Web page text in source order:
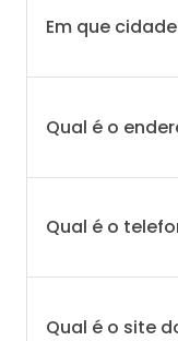
Em que
Qual é o
Qual é o
Qual é o site